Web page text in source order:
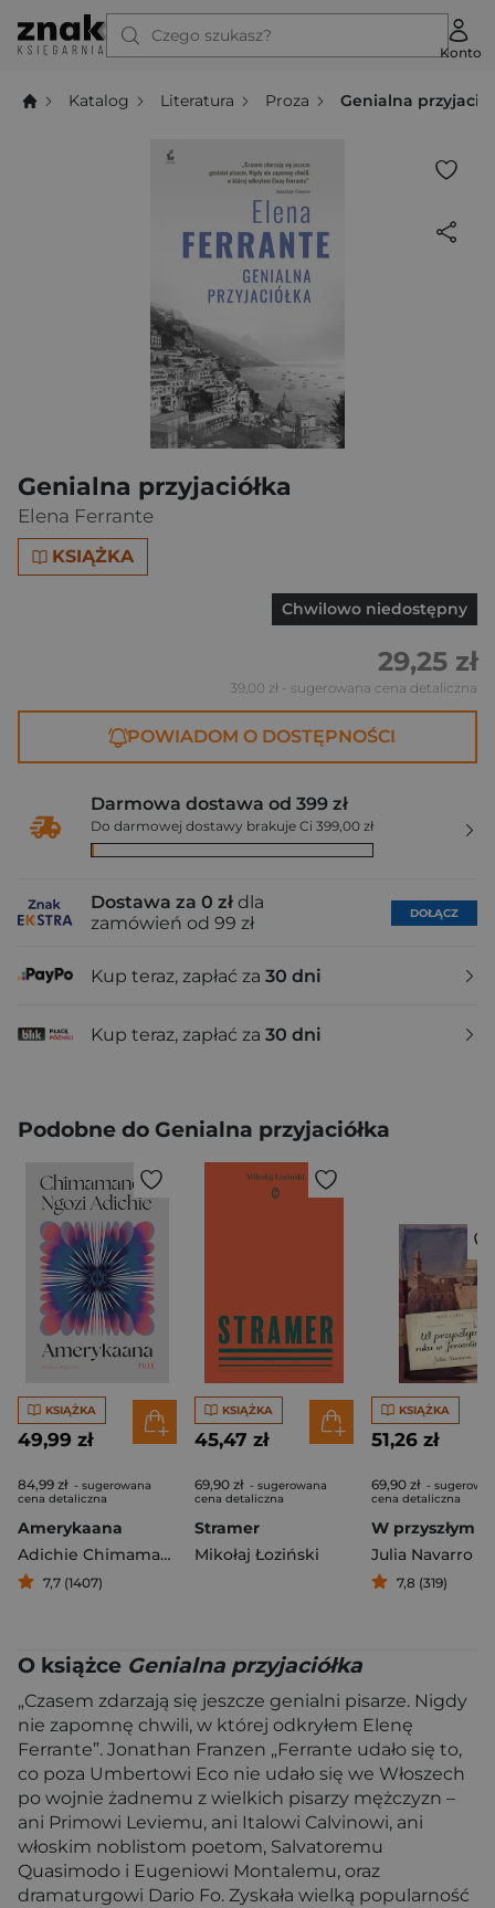
Czego szukasz?
Konto
Katalog Literatura Proza Genialna
Genialna przyjaciółka
Elena Ferrante
KSIĄŻKA
Chwilowo niedostępny
29,25 zł
39,00 zł - sugerowana cena detaliczna
POWIADOM O DOSTĘPNOŚCI
Darmowa dostawa od 399 zł
Do darmowej dostawy brakuje Ci 399,00 zł
Dostawa za 0 zł dla
zamówień od 99 zł
DOŁĄCZ
Kup teraz, zapłać za 30 dni
Kup teraz, zapłać za 30 dni
Podobne do Genialna przyjaciółka
KSIĄŻKA
49,99 zł
84,99 zł - sugerowana
cena detaliczna
Amerykaana
Adichie Chimamanda Ngozi
7,7 (1407)
KSIĄŻKA
45,47 zł
69,90 zł - sugerowana
cena detaliczna
Stramer
Mikołaj Łoziński
KSIĄŻKA
51,26 zł
69,90 zł -
cena detaliczna
Julia Navarro
7,8 (319)
O książce Genialna przyjaciółka
„Czasem zdarzają się jeszcze genialni pisarze. Nigdy
nie zapomnę chwili, w której odkryłem Elenę
Ferrante”. Jonathan Franzen „Ferrante udało się to,
co poza Umbertowi Eco nie udało się we Włoszech
po wojnie żadnemu z wielkich pisarzy mężczyzn –
ani Primowi Leviemu, ani Italowi Calvinowi, ani
włoskim noblistom poetom, Salvatoremu
Quasimodo i Eugeniowi Montalemu, oraz
dramaturgowi Dario Fo. Zyskała wielką popularność